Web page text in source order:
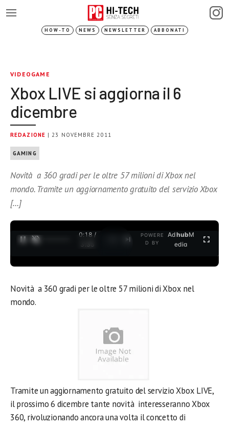
HOW-TO NEWS NEWSLETTER ABBONATI
VIDEOGAME
Xbox LIVE si aggiorna il 6
dicembre
REDAZIONE | 23 NOVEMBRE 2011
GAMING
Novità a 360 gradi per le oltre 57 milioni di Xbox nel
mondo. Tramite un aggiornamento gratuito del servizio Xbox
[…]
0:18 /
3:35
POWERE
D BY
AdhubM
edia
Novità a 360 gradi per le oltre 57 milioni di Xbox nel
mondo.
Tramite un aggiornamento gratuito del servizio Xbox LIVE,
il prossimo 6 dicembre tante novità interesseranno Xbox
360, rivoluzionando ancora una volta il concetto di